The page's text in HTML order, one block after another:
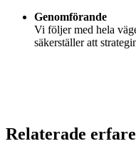
Genomförande
Vi följer med hela
säkerställer att
Relaterade